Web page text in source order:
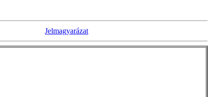
Jelmagyarázat